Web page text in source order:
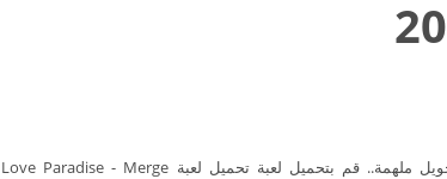
Love Paradise هي لعبة دمج وتحويل ملهمة.. قم بتحميل لعبة تحميل لعبة Love Paradise - Merge